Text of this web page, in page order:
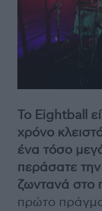
To Eightball
χρόνο
ένα τόσο
περάσατε
ζωντανά στο
πρώτο